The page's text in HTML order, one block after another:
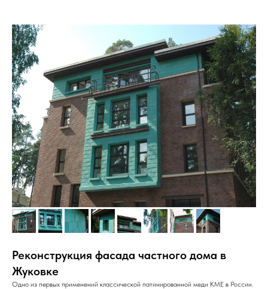
Реконструкция фасада частного дома в
Жуковке
Одно из первых применений классической патинированной меди KME в России.